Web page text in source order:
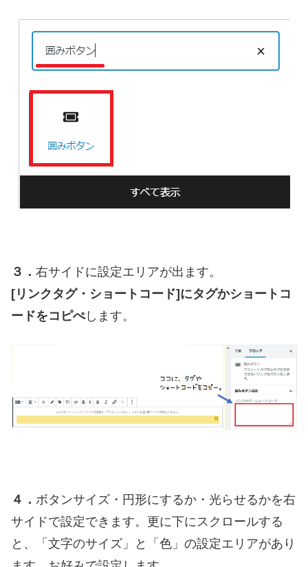
３． 右サイドに設定エリアが出ます。
[リンクタグ・ショートコード]にタグかショートコ
ードをコピぺします。
４． ボタンサイズ・円形にするか・光らせるかを右
サイドで設定できます。更に下にスクロールする
と、「文字のサイズ」と「色」の設定エリアがあり